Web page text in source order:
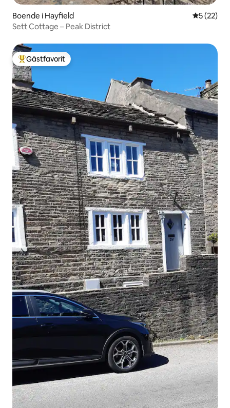
Boende i Hayfield 5 av 5 i
5 (22)
Sett Cottage – Peak District
Populär gästfavorit
Gästfavorit